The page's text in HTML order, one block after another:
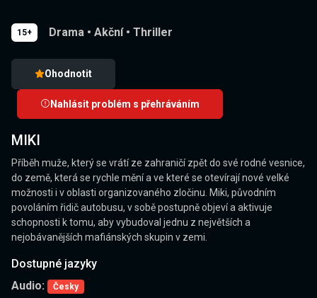
15+ Drama • Akční • Thriller
Ohodnotit
Nahlásit problém s přehráváním
MIKI
Příběh muže, který se vrátí ze zahraničí zpět do své rodné vesnice,
do země, která se rychle mění a ve které se otevírají nové velké
možnosti i v oblasti organizovaného zločinu. Miki, původním
povoláním řidič autobusu, v sobě postupně objeví a aktivuje
schopnosti k tomu, aby vybudoval jednu z největších a
nejobávanějších mafiánských skupin v zemi.
Dostupné jazyky
Audio:
Česky